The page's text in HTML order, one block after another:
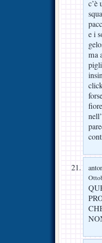
c’è
e i
ma